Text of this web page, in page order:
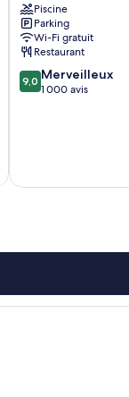
Johor
Bahru
Centre
commercial
et
politique
Piscine
Parking
Wi-Fi gratuit
Restaurant
9.0
sur
9,0 Merveilleux
1 000 avis